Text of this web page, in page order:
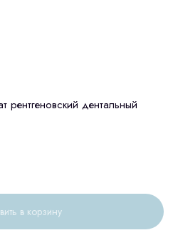
рентгеновский дентальный
в корзину